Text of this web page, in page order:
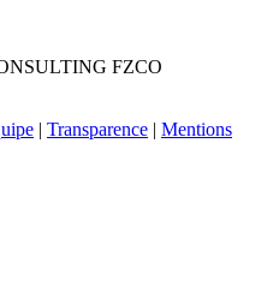
FZCO
| Transparence | Mentions